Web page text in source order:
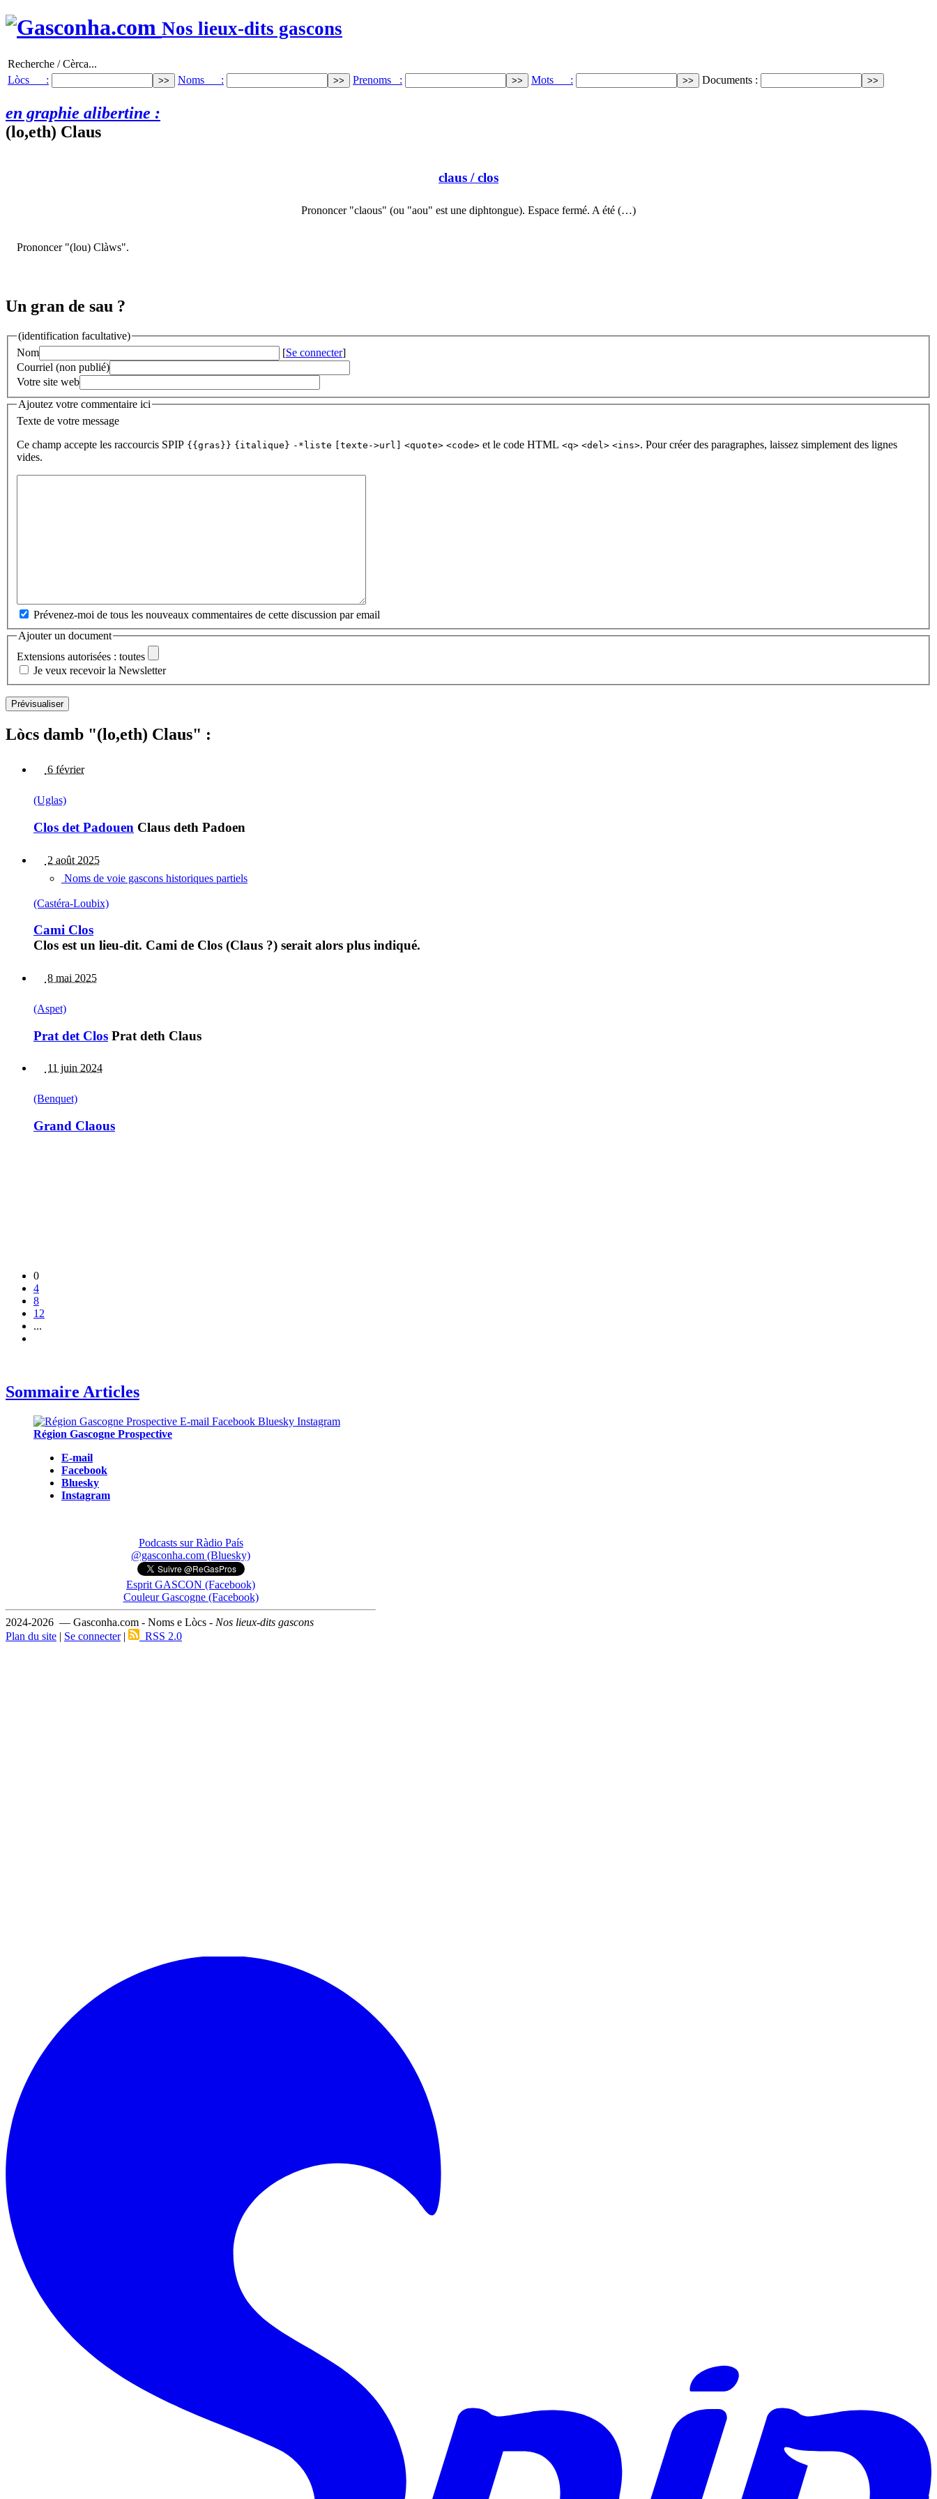
Nos lieux-dits gascons
Recherche / Cèrca...
Lòcs :
Noms : Prenoms : Mots : Documents :
en graphie alibertine :
(lo,eth) Claus
claus / clos
Prononcer "claous" (ou "aou" est une diphtongue). Espace fermé. A été (…)
Prononcer "(lou) Clàws".
Un gran de sau ?
(identification facultative)
Nom
[Se connecter]
Courriel (non publié)
Votre site web
Ajoutez votre commentaire ici
Texte de votre message
Ce champ accepte les raccourcis SPIP {{gras}} {italique} -*liste [texte->url] <quote> <code> et le code HTML <q> <del> <ins>. Pour créer des paragraphes, laissez simplement des lignes
vides.
Prévenez-moi de tous les nouveaux commentaires de cette discussion par email
Ajouter un document
Extensions autorisées : toutes
Je veux recevoir la Newsletter
Lòcs damb "(lo,eth) Claus" :
6 février
(Uglas)
Clos det Padouen Claus deth Padoen
2 août 2025
Noms de voie gascons historiques partiels
(Castéra-Loubix)
Cami Clos
Clos est un lieu-dit. Cami de Clos (Claus ?) serait alors plus indiqué.
8 mai 2025
(Aspet)
Prat det Clos Prat deth Claus
11 juin 2024
(Benquet)
Grand Claous
0
4
8
12
...
Sommaire Articles
Région Gascogne Prospective
E-mail
Facebook
Bluesky
Instagram
Podcasts sur Ràdio País
@gasconha.com (Bluesky)
Esprit GASCON (Facebook)
Couleur Gascogne (Facebook)
2024-2026 — Gasconha.com - Noms e Lòcs - Nos lieux-dits gascons
Plan du site | Se connecter| RSS 2.0